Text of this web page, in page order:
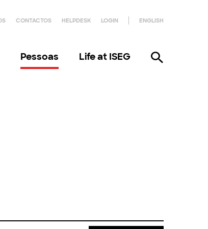
CONTACTOS HELPDESK LOGIN ENGLISH
Pessoas Life at ISEG